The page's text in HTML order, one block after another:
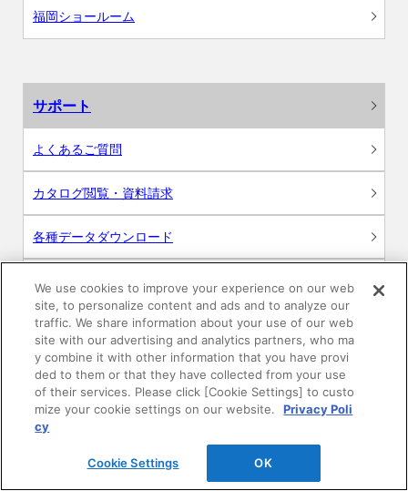
福岡ショールーム
サポート
よくあるご質問
カタログ閲覧・資料請求
各種データダウンロード
WEB見積・各種シミュレーション
交換用部品の購入
修理・点検
お問い合わせ
We use cookies to improve your experience on our web
site, to personalize content and ads and to analyze our
traffic. We share information about your use of our web
site with our advertising and analytics partners, who ma
y combine it with other information that you have provi
ded to them or that they have collected from your use
of their services. Please click [Cookie Settings] to custo
mize your cookie settings on our website.
Privacy Poli
cy
Cookie Settings OK